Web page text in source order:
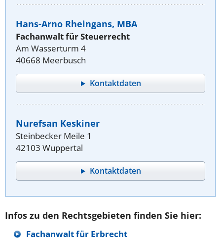
Hans-Arno Rheingans, MBA
Fachanwalt für Steuerrecht
Am Wasserturm 4
40668 Meerbusch
Kontaktdaten
Nurefsan Keskiner
Steinbecker Meile 1
42103 Wuppertal
Kontaktdaten
Infos zu den Rechtsgebieten finden Sie hier:
Fachanwalt für Erbrecht